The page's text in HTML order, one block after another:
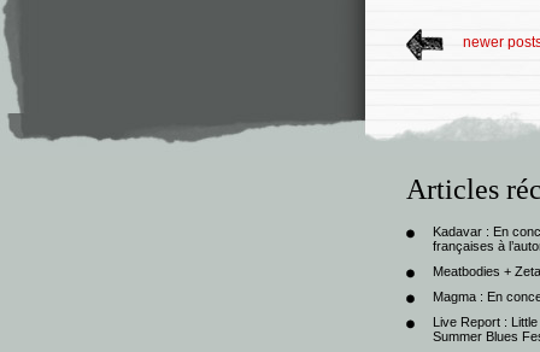
newer
Articles
Kadavar : En
françaises à
Meatbodies +
Magma : En
Live Report :
Summer Blues